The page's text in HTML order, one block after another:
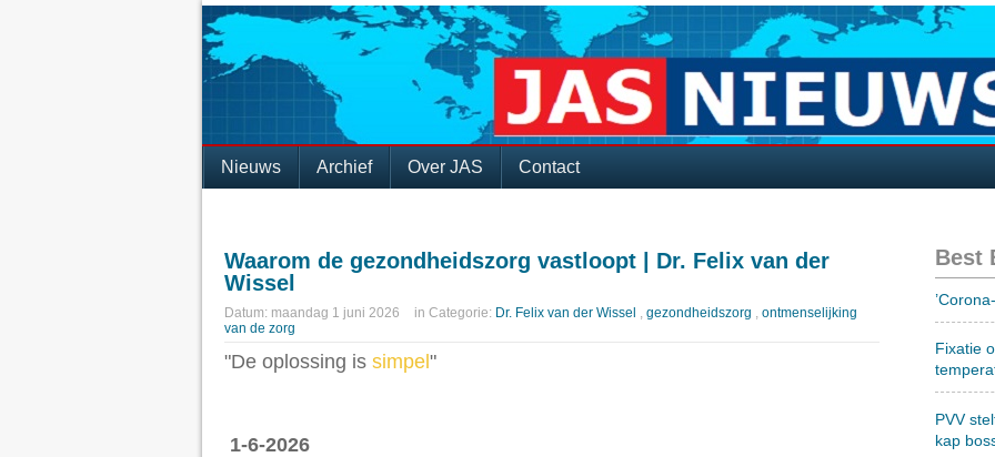
Nieuws Archief Over JAS Contact
Waarom de gezondheidszorg vastloopt | Dr. Felix van der
Wissel
Datum: maandag 1 juni 2026 in Categorie: Dr. Felix van der Wissel , gezondheidszorg , ontmenselijking
van de zorg
"De oplossing is simpel "
1-6-2026
Best
Fixatie
PVV
kap